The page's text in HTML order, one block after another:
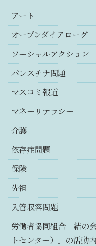
アート
オープンダイアローグ
ソーシャルアクション
パレスチナ問題
マスコミ報道
マネーリテラシー
介護
依存症問題
保険
先祖
入管収容問題
労働者協同組合「結の
トセンター）」の活動